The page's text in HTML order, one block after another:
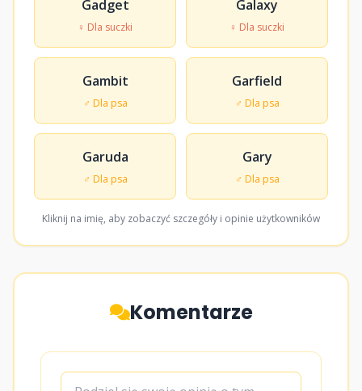
Gadget
♀ Dla suczki
Galaxy
♀ Dla suczki
Gambit
♂ Dla psa
Garfield
♂ Dla psa
Garuda
♂ Dla psa
Gary
♂ Dla psa
Kliknij na imię, aby zobaczyć szczegóły i opinie użytkowników
Komentarze